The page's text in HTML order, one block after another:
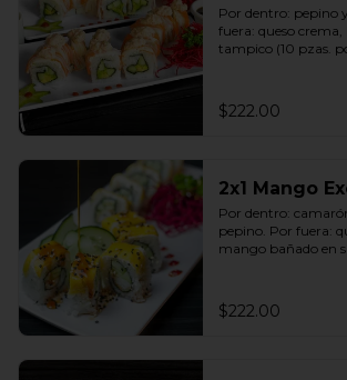
Por dentro: pepino
fuera: queso
tampico (10 pzas.
$222.00
2x1 Mango
Por dentro:
pepino. Por fuera:
mango bañado en
$222.00